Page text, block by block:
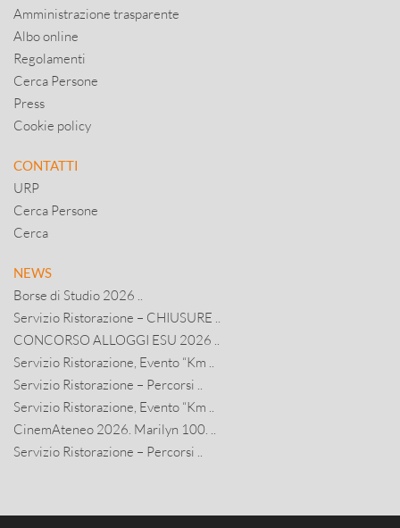
Amministrazione trasparente
Albo online
Regolamenti
Cerca Persone
Press
Cookie policy
CONTATTI
URP
Cerca Persone
Cerca
NEWS
Borse di Studio 2026 ..
Servizio Ristorazione – CHIUSURE ..
CONCORSO ALLOGGI ESU 2026 ..
Servizio Ristorazione, Evento “Km ..
Servizio Ristorazione – Percorsi ..
Servizio Ristorazione, Evento “Km ..
CinemAteneo 2026. Marilyn 100. ..
Servizio Ristorazione – Percorsi ..